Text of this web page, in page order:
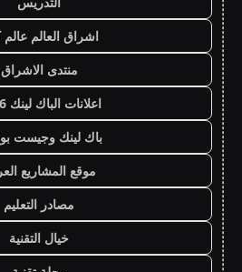
اشراق العالم عالم
منتدى الاشراق
اعلانات الباك لينك 2026
باك لينك وجيست
موقع المشاريع
مصادر التعليم
خيال التقنية